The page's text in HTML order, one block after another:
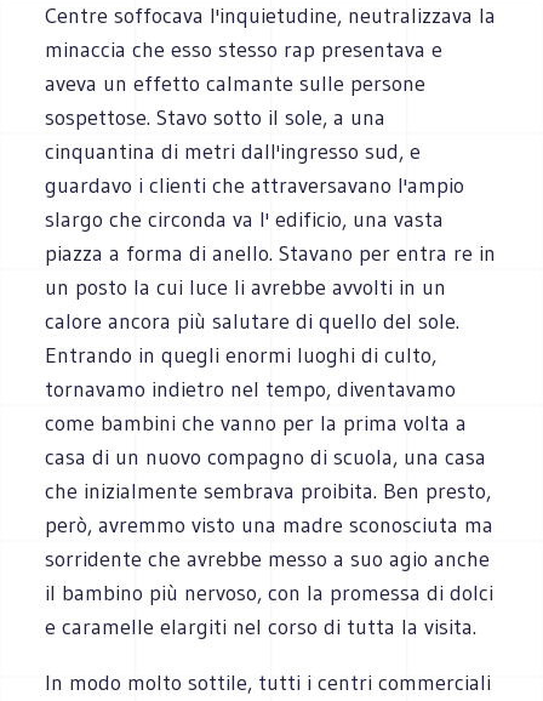
Centre soffocava l'inquietudine, neutralizzava la
minaccia che esso stesso rap presentava e
aveva un effetto calmante sulle persone
sospettose. Stavo sotto il sole, a una
cinquantina di metri dall'ingresso sud, e
guardavo i clienti che attraversavano l'ampio
slargo che circonda va l' edificio, una vasta
piazza a forma di anello. Stavano per entra re in
un posto la cui luce li avrebbe avvolti in un
calore ancora più salutare di quello del sole.
Entrando in quegli enormi luoghi di culto,
tornavamo indietro nel tempo, diventavamo
come bambini che vanno per la prima volta a
casa di un nuovo compagno di scuola, una casa
che inizialmente sembrava proibita. Ben presto,
però, avremmo visto una madre sconosciuta ma
sorridente che avrebbe messo a suo agio anche
il bambino più nervoso, con la promessa di dolci
e caramelle elargiti nel corso di tutta la visita.
In modo molto sottile, tutti i centri commerciali